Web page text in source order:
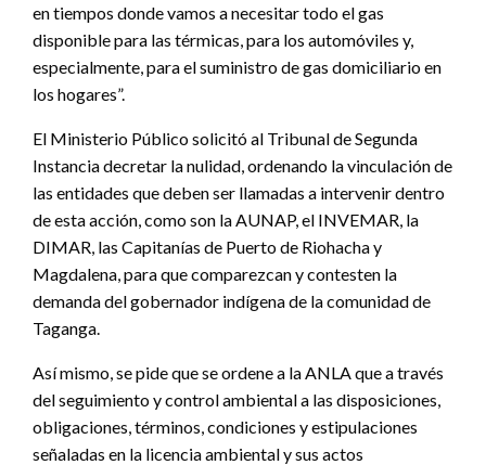
en tiempos donde vamos a necesitar todo el gas
disponible para las térmicas, para los automóviles y,
especialmente, para el suministro de gas domiciliario en
los hogares”.
El Ministerio Público solicitó al Tribunal de Segunda
Instancia decretar la nulidad, ordenando la vinculación de
las entidades que deben ser llamadas a intervenir dentro
de esta acción, como son la AUNAP, el INVEMAR, la
DIMAR, las Capitanías de Puerto de Riohacha y
Magdalena, para que comparezcan y contesten la
demanda del gobernador indígena de la comunidad de
Taganga.
Así mismo, se pide que se ordene a la ANLA que a través
del seguimiento y control ambiental a las disposiciones,
obligaciones, términos, condiciones y estipulaciones
señaladas en la licencia ambiental y sus actos